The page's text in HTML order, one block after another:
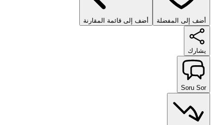
أضف إلى المفضلة أضف إلى قائمة المقارنة
يشارك
Soru Sor